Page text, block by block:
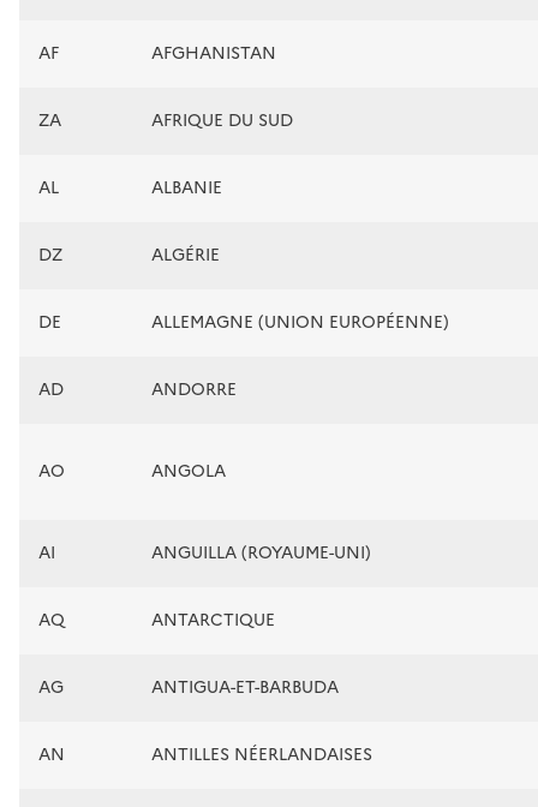
AF AFGHANISTAN
ZA AFRIQUE DU SUD
AL ALBANIE
DZ ALGÉRIE
DE ALLEMAGNE (UNION EUROPÉENNE)
AD ANDORRE
AO ANGOLA
AI ANGUILLA (ROYAUME-UNI)
AQ ANTARCTIQUE
AG ANTIGUA-ET-BARBUDA
AN ANTILLES NÉERLANDAISES